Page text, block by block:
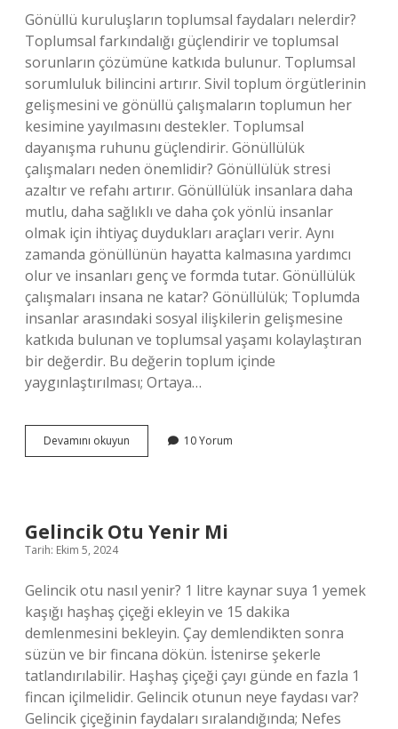
Gönüllü kuruluşların toplumsal faydaları nelerdir?
Toplumsal farkındalığı güçlendirir ve toplumsal
sorunların çözümüne katkıda bulunur. Toplumsal
sorumluluk bilincini artırır. Sivil toplum örgütlerinin
gelişmesini ve gönüllü çalışmaların toplumun her
kesimine yayılmasını destekler. Toplumsal
dayanışma ruhunu güçlendirir. Gönüllülük
çalışmaları neden önemlidir? Gönüllülük stresi
azaltır ve refahı artırır. Gönüllülük insanlara daha
mutlu, daha sağlıklı ve daha çok yönlü insanlar
olmak için ihtiyaç duydukları araçları verir. Aynı
zamanda gönüllünün hayatta kalmasına yardımcı
olur ve insanları genç ve formda tutar. Gönüllülük
çalışmaları insana ne katar? Gönüllülük; Toplumda
insanlar arasındaki sosyal ilişkilerin gelişmesine
katkıda bulunan ve toplumsal yaşamı kolaylaştıran
bir değerdir. Bu değerin toplum içinde
yaygınlaştırılması; Ortaya…
Devamını okuyun
Çalışma
Bir
10 Yorum
Gelincik Otu Yenir Mi
Tarih: Ekim 5, 2024
Gelincik otu nasıl yenir? 1 litre kaynar suya 1 yemek
kaşığı haşhaş çiçeği ekleyin ve 15 dakika
demlenmesini bekleyin. Çay demlendikten sonra
süzün ve bir fincana dökün. İstenirse şekerle
tatlandırılabilir. Haşhaş çiçeği çayı günde en fazla 1
fincan içilmelidir. Gelincik otunun neye faydası var?
Gelincik çiçeğinin faydaları sıralandığında; Nefes